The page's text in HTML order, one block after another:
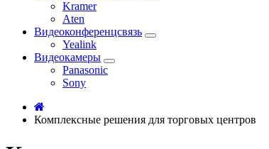
Kramer
Aten
Видеоконференцсвязь
Yealink
Видеокамеры
Panasonic
Sony
Комплексные решения для торговых центров